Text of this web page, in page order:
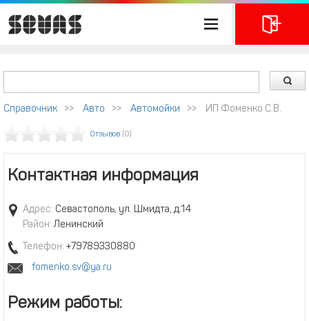
Справочник >> Авто >> Автомойки >> ИП Фоменко С.В.
Отзывов (0)
Контактная информация
Адрес: Севастополь, ул. Шмидта, д.14
Район: Ленинский
Телефон: +79789330880
fomenko.sv@ya.ru
Режим работы: